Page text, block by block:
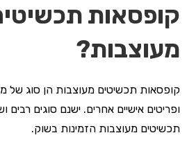
קופסאות
מעוצבות?
קופסאות תכשיטים מעוצבות הן סוג של
ופריטים אישיים אחרים. ישנם סוגים רבים
תכשיטים מעוצבות הזמינות בשוק.